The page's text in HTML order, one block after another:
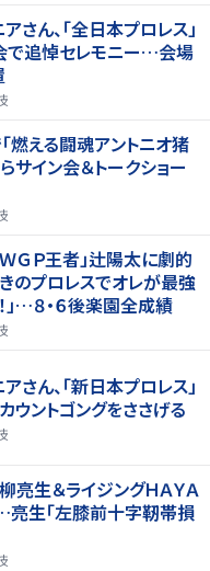
さん、「全日本プロレス」
で追悼セレモニー…会場
燃える闘魂アントニオ猪
イン会＆トークショー
ＷＧＰ王者」辻陽太に劇的
のプロレスでオレが最強
…８・６後楽園全成績
さん、「新日本プロレス」
ウントゴングをささげる
亮生＆ライジングＨＡＹＡ
…亮生「左膝前十字靭帯損